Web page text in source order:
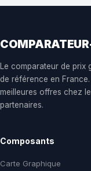
Le comparateur de prix
de référence en
meilleures offres chez
partenaires.
Composants
Carte Graphique